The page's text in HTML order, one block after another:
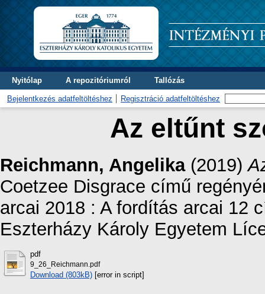
Nyitólap A repozitóriumról Tallózás
Bejelentkezés adatfeltöltéshez Regisztráció adatfeltöltéshez
Az eltűnt
Reichmann, Angelika(2019)
Coetzee Disgrace című
arcai 2018 : A fordítás arcai 12
Eszterházy Károly Egyetem
pdf
9_26_Reichmann.pdf
Download (803kB) [error in script]